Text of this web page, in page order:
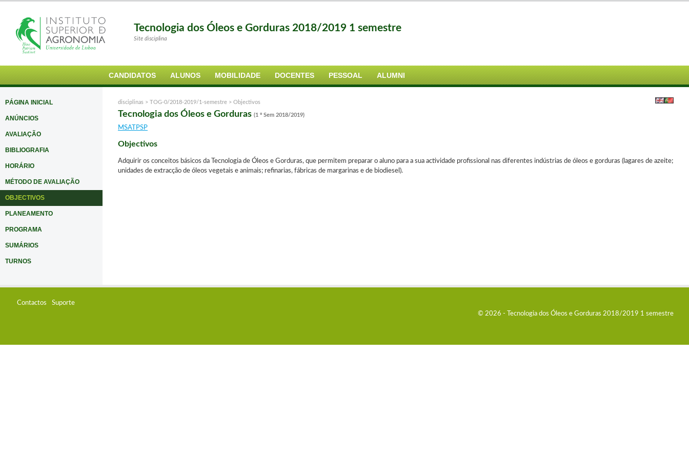
Tecnologia dos Óleos e Gorduras 2018/2019 1 semestre
Site disciplina
CANDIDATOS ALUNOS MOBILIDADE DOCENTES PESSOAL ALUMNI
PÁGINA INICIAL
ANÚNCIOS
AVALIAÇÃO
BIBLIOGRAFIA
HORÁRIO
MÉTODO DE AVALIAÇÃO
OBJECTIVOS
PLANEAMENTO
PROGRAMA
SUMÁRIOS
TURNOS
disciplinas > TOG-0/2018-2019/1-semestre > Objectivos
Tecnologia dos Óleos e Gorduras (1 º Sem 2018/2019)
MSATPSP
Objectivos
Adquirir os conceitos básicos da Tecnologia de Óleos e Gorduras, que permitem preparar o aluno para a sua actividade profissional nas diferentes indústrias de óleos e gorduras (lagares de azeite;
unidades de extracção de óleos vegetais e animais; refinarias, fábricas de margarinas e de biodiesel).
Contactos
Suporte
© 2026 - Tecnologia dos Óleos e Gorduras 2018/2019 1 semestre